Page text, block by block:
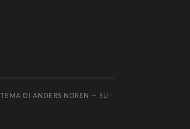
TEMA DI ANDERS NOREN — SU ↑